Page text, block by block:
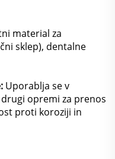
material za
sklep), dentalne
Uporablja se v
opremi za prenos
proti koroziji in